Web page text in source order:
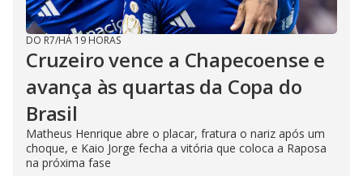
DO R7/HÁ 19 HORAS
Cruzeiro vence a Chapecoense e
avança às quartas da Copa do
Brasil
Matheus Henrique abre o placar, fratura o nariz após um
choque, e Kaio Jorge fecha a vitória que coloca a Raposa
na próxima fase